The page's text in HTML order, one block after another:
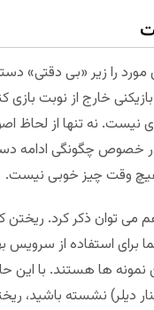
مورد را زیر «بی دقتی»
خارج از نوبت بازی
نیست. نه تنها از لحاظ
خصوص چگونگی ادامه
هیچ وقت چیز خوبی نیست.
می توان ذکر کرد. ریختن
برای استفاده از سرویس
نمونه ها هستند. با این
یک یا 10 (کنار دیلر) نشسته